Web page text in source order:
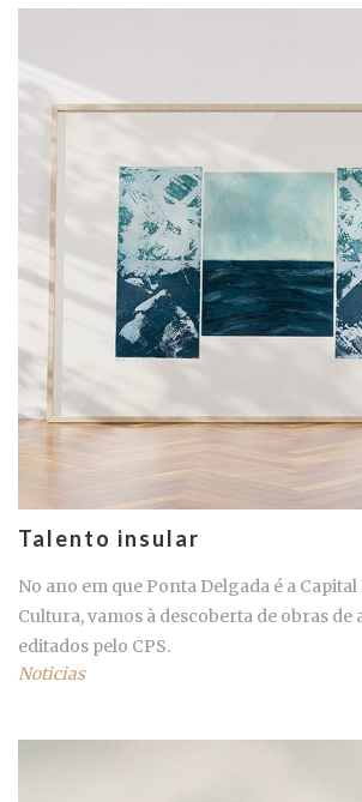
Talento insular
No ano em que Ponta Delgada é a
Cultura, vamos à descoberta de obras
editados pelo CPS.
Noticias